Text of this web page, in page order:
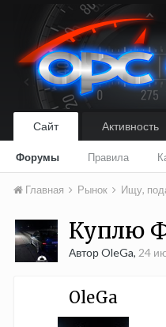
Сайт
Форумы Правила
Активность
Главная Рынок Ищу,
Куплю
Автор OleGa, 24
OleGa